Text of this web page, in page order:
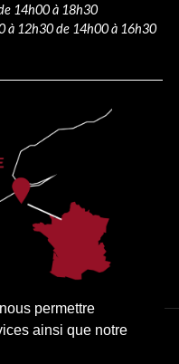
permettre
ainsi que notre
14h00 à 18h30
à 12h30 de 14h00 à 16h30
ACCESSIBILITÉ